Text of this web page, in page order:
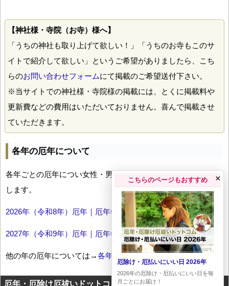
【神社様・寺院（お寺）様へ】
「うちの神社も取り上げて欲しい！」「うちのお寺もこのサ
イトで紹介して欲しい」というご希望がありましたら、こち
らのお問い合わせフォームにて掲載のご希望送付下さい。
※当サイトでの神社様・寺院様の掲載には、とくに掲載料や
更新費などの費用はいただいておりません。喜んで掲載させ
ていただきます。
各年の厄年について
各年ごとの厄年につい女性・男性の年齢早見表とともにお伝え
します。
2026年（令和8年）厄年｜厄年年齢早見表
2027年（令和9年）厄年｜厄年年齢早見表
他の年の厄年については→各年厄年一覧
厄年・厄除け厄祓いドットコムに掲載のテキスト・画像等コ
こちらのページもおすすめ
厄除け・厄払いにいい日 2026年
2026年の厄除け・厄払いにいい日を毎
月ごとにお届け！
×